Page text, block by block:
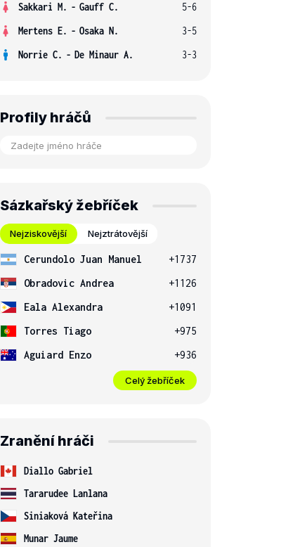
Sakkari M. - Gauff C.
5-6
Mertens E. - Osaka N.
3-5
Norrie C. - De Minaur A. 3-3
Profily hráčů
Sázkařský žebříček
Nejziskovější Nejztrátovější
Cerundolo Juan Manuel
+1737
Obradovic Andrea
+1126
Eala Alexandra
+1091
Torres Tiago
+975
Aguiard Enzo
+936
Celý žebříček
Zranění hráči
Diallo Gabriel
Tararudee Lanlana
Siniaková Kateřina
Munar Jaume